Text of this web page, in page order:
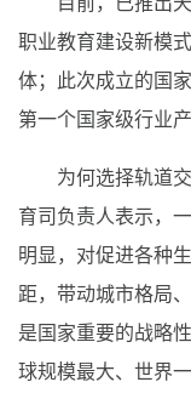
职业教育建设新模
体；此次成立的国
第一个国家级行业
为何选择轨道交
育司负责人表示，
明显，对促进各种
距，带动城市格局
是国家重要的战略
球规模最大、世界